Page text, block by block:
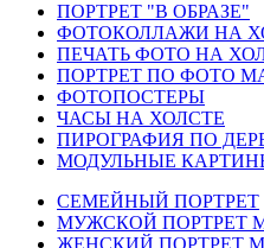
ПОРТРЕТ "В ОБРАЗЕ"
ФОТОКОЛЛАЖИ НА
ПЕЧАТЬ ФОТО НА
ПОРТРЕТ ПО ФОТО
ФОТОПОСТЕРЫ
ЧАСЫ НА ХОЛСТЕ
ПИРОГРАФИЯ ПО
МОДУЛЬНЫЕ
СЕМЕЙНЫЙ ПОРТРЕТ
МУЖСКОЙ ПОРТРЕТ